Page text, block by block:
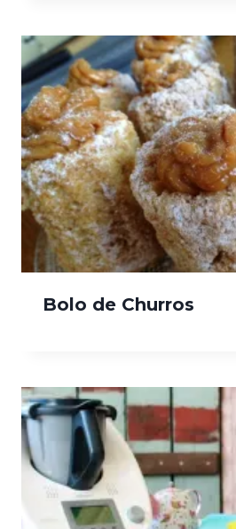
Bolo de Churros